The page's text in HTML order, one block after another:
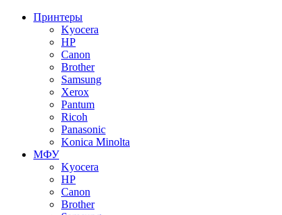
Принтеры
Kyocera
HP
Canon
Brother
Samsung
Xerox
Pantum
Ricoh
Panasonic
Konica Minolta
МФУ
Kyocera
HP
Canon
Brother